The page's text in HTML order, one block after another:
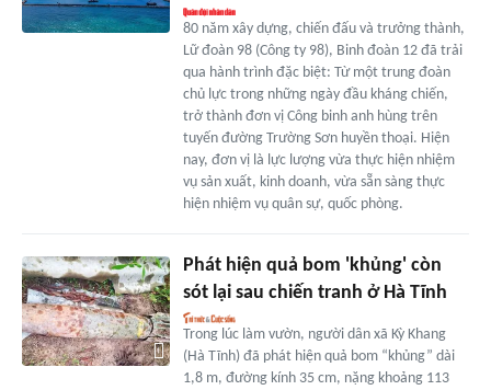
80 năm xây dựng, chiến đấu và trưởng thành,
Lữ đoàn 98 (Công ty 98), Binh đoàn 12 đã trải
qua hành trình đặc biệt: Từ một trung đoàn
chủ lực trong những ngày đầu kháng chiến,
trở thành đơn vị Công binh anh hùng trên
tuyến đường Trường Sơn huyền thoại. Hiện
nay, đơn vị là lực lượng vừa thực hiện nhiệm
vụ sản xuất, kinh doanh, vừa sẵn sàng thực
hiện nhiệm vụ quân sự, quốc phòng.
Phát hiện quả bom 'khủng' còn
sót lại sau chiến tranh ở Hà Tĩnh
Trong lúc làm vườn, người dân xã Kỳ Khang
(Hà Tĩnh) đã phát hiện quả bom “khủng” dài
1,8 m, đường kính 35 cm, nặng khoảng 113